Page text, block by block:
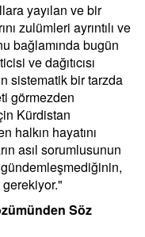
yayılan ve bir
zulümleri ayrıntılı ve
bağlamında bugün
ve dağıtıcısı
sistematik bir tarzda
görmezden
Kürdistan
halkın hayatını
asıl sorumlusunun
Söz